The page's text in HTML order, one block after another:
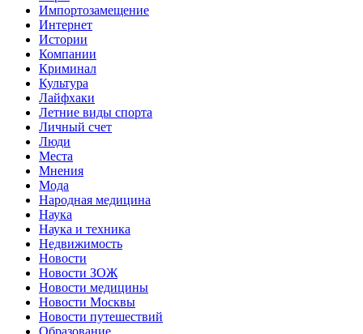
Импортозамещение
Интернет
Истории
Компании
Криминал
Культура
Лайфхаки
Летние виды спорта
Личный счет
Люди
Места
Мнения
Мода
Народная медицина
Наука
Наука и техника
Недвижимость
Новости
Новости ЗОЖ
Новости медицины
Новости Москвы
Новости путешествий
Образование